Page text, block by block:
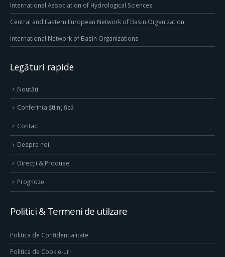
International Association of Hydrological Sciences
Central and Eastern European Network of Basin Organization
International Network of Basin Organizations
Legături rapide
Noutăți
Conferința Științifică
Contact
Despre noi
Direcţii & Produse
Prognoze
Politici & Termeni de utilzare
Politica de Confidentialitate
Politica de Cookie-uri